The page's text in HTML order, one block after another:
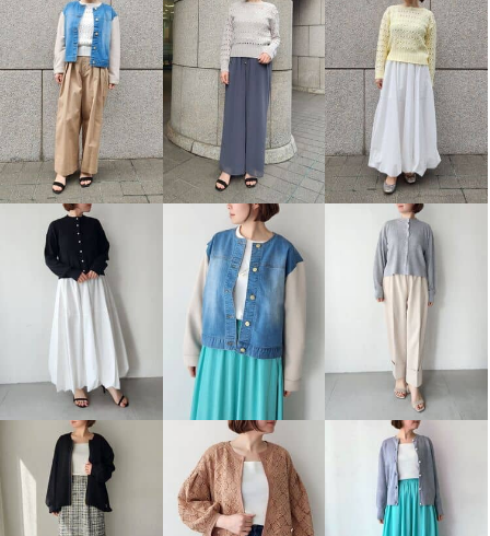
エピデミーク ニットツイードベ
グレー フリー